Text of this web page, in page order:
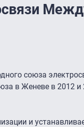
союза
в Женеве в 2012 и
и